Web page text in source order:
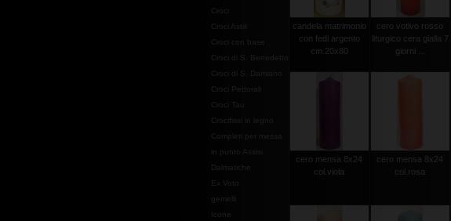
Croci
Croci Astili
Croci con base
Croci di S. Benedetto
Croci di S. Damiano
Croci Pettorali
Croci Tau
Crocifissi in legno
Completi per messa
in punto Assisi
Dalmatiche
Ex Voto
gemelli
Icone
candela matrimonio
con fedi argento
cm.20x80
cero votivo rosso
liturgico cera gialla 7
giorni ...
cero mensa 8x24
col.viola
cero mensa 8x24
col.rosa